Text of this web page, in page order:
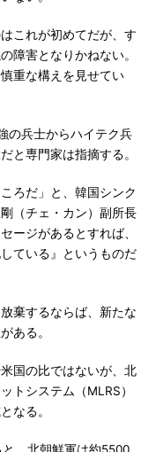
これが初めてだが、す
障害となりかねない。
重な構えを見せてい
の兵士からハイテク兵
と専門家は指摘する。
ろだ」と、韓国シンク
（チェ・カン）副所長
ージがあるとすれば、
ている』というものだ
棄するならば、新たな
ある。
国の比ではないが、北
トシステム（MLRS）
なる。